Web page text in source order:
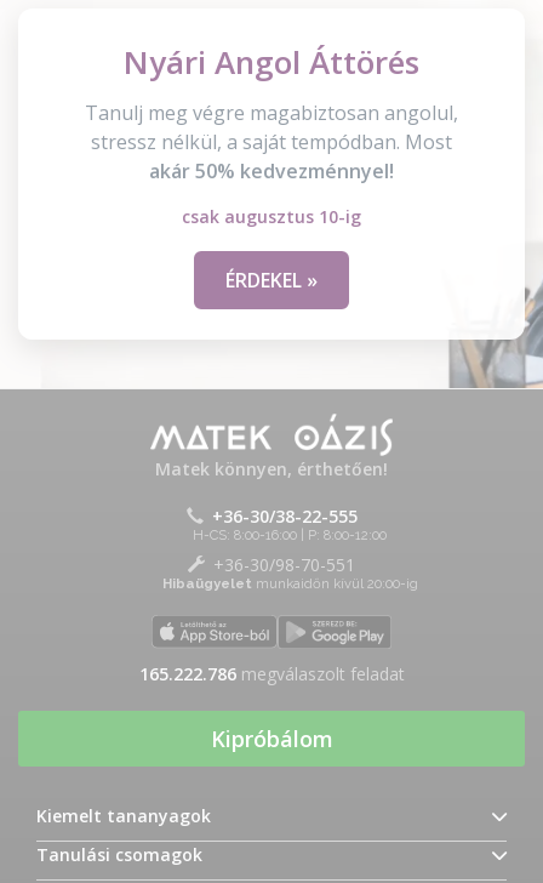
Nyári Angol Áttörés
Tanulj meg végre magabiztosan angolul,
stressz nélkül, a saját tempódban. Most
akár 50% kedvezménnyel!
csak augusztus 10-ig
ÉRDEKEL »
Matek könnyen, érthetően!
+36-30/38-22-555
H-CS: 8:00-16:00 | P: 8:00-12:00
+36-30/98-70-551
Hibaügyelet munkaidőn kívül 20:00-ig
165.222.786megválaszolt feladat
Kipróbálom
Kiemelt tananyagok
Tanulási csomagok